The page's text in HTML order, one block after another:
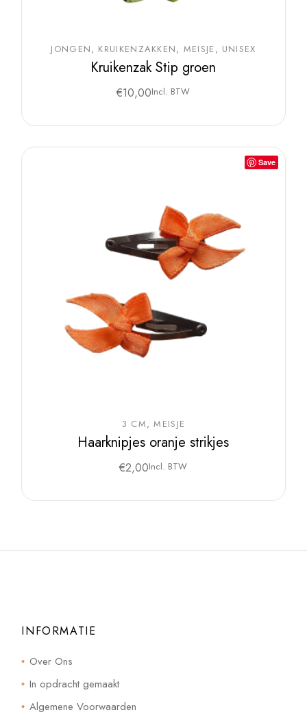
JONGEN KRUIKENZAKKEN MEISJE UNISEX
Kruikenzak Stip groen
€10,00Incl. BTW
Save
3 CM MEISJE
Haarknipjes oranje strikjes
€2,00Incl. BTW
INFORMATIE
Over Ons
In opdracht gemaakt
Algemene Voorwaarden